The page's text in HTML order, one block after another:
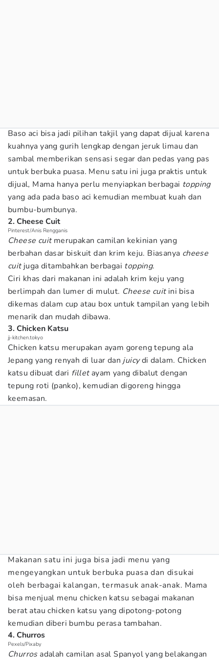
Baso aci bisa jadi pilihan takjil yang dapat dijual karena
kuahnya yang gurih lengkap dengan jeruk limau dan
sambal memberikan sensasi segar dan pedas yang pas
untuk berbuka puasa. Menu satu ini juga praktis untuk
dijual, Mama hanya perlu menyiapkan berbagai topping
yang ada pada baso aci kemudian membuat kuah dan
bumbu-bumbunya.
2. Cheese Cuit
Pinterest/Anis Rengganis
Cheese cuitmerupakan camilan kekinian yang
berbahan dasar biskuit dan krim keju. Biasanya cheese
cuitjuga ditambahkan berbagai topping.
Ciri khas dari makanan ini adalah krim keju yang
berlimpah dan lumer di mulut. Cheese cuitini bisa
dikemas dalam cup atau box untuk tampilan yang lebih
menarik dan mudah dibawa.
3. Chicken Katsu
jj-kitchen.tokyo
Chicken katsu merupakan ayam goreng tepung ala
Jepang yang renyah di luar dan juicydi dalam. Chicken
katsu dibuat dari filletayam yang dibalut dengan
tepung roti (panko), kemudian digoreng hingga
keemasan.
Makanan satu ini juga bisa jadi menu yang
mengeyangkan untuk berbuka puasa dan disukai
oleh berbagai kalangan, termasuk anak-anak. Mama
bisa menjual menu chicken katsu sebagai makanan
berat atau chicken katsu yang dipotong-potong
kemudian diberi bumbu perasa tambahan.
4. Churros
Pexels/Pixaby
Churrosadalah camilan asal Spanyol yang belakangan